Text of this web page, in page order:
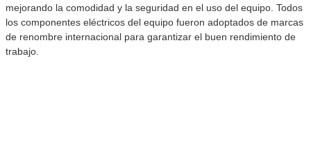
mejorando la comodidad y la seguridad en el uso del equipo. Todos
los componentes eléctricos del equipo fueron adoptados de marcas
de renombre internacional para garantizar el buen rendimiento de
trabajo.